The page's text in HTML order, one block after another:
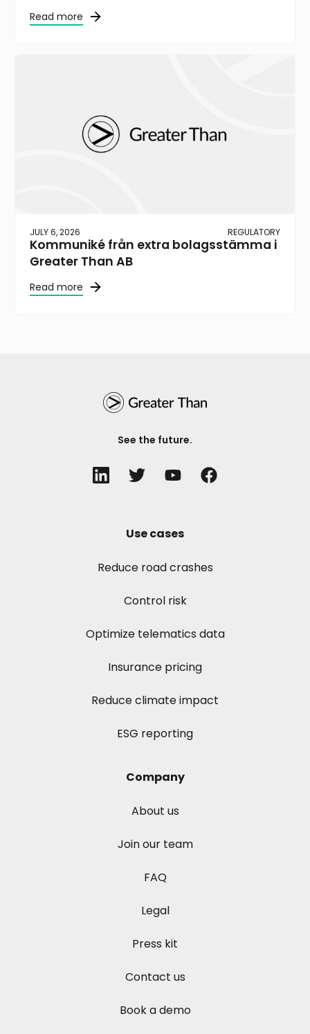
Read more
JULY 6, 2026 REGULATORY
Kommuniké från extra bolagsstämma i
Greater Than AB
Read more
See the future.
Use cases
Reduce road crashes
Control risk
Optimize telematics data
Insurance pricing
Reduce climate impact
ESG reporting
Company
About us
Join our team
FAQ
Legal
Press kit
Contact us
Book a demo